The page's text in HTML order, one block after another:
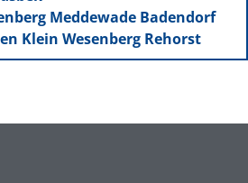
Badsanierung - Wesenberg Meddewade Badendorf
Klein Wesenberg Rehorst